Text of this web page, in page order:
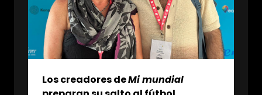
Los creadores deMi mundial